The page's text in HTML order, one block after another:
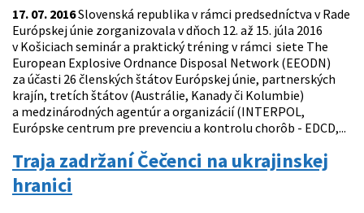
17. 07. 2016Slovenská republika v rámci predsedníctva v Rade
Európskej únie zorganizovala v dňoch 12. až 15. júla 2016
v Košiciach seminár a praktický tréning v rámci siete The
European Explosive Ordnance Disposal Network (EEODN)
za účasti 26 členských štátov Európskej únie, partnerských
krajín, tretích štátov (Austrálie, Kanady či Kolumbie)
a medzinárodných agentúr a organizácií (INTERPOL,
Európske centrum pre prevenciu a kontrolu chorôb - EDCD,...
Traja zadržaní Čečenci na ukrajinskej
hranici